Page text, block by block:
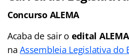
Concurso ALEMA
Acaba de sair o edital ALEMA
naAssembleia Legislativa do